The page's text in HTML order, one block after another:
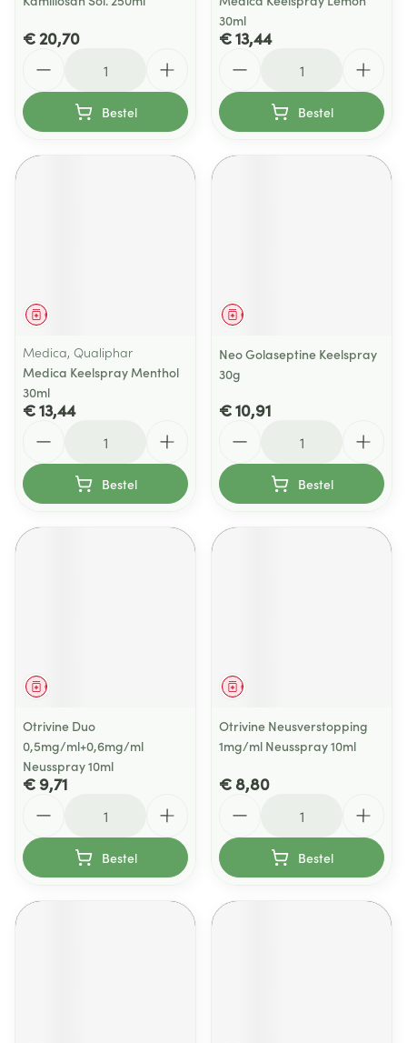
€ 20,70
Bestel
30ml
€ 13,44
Bestel
Geneesmiddel
Medica, Qualiphar
Medica Keelspray Menthol
30ml
€ 13,44
Bestel
Geneesmiddel
Neo Golaseptine Keelspray
30g
€ 10,91
Bestel
Geneesmiddel
Otrivine Duo
0,5mg/ml+0,6mg/ml
Neusspray 10ml
€ 9,71
Bestel
Geneesmiddel
Otrivine Neusverstopping
1mg/ml Neusspray 10ml
€ 8,80
Bestel